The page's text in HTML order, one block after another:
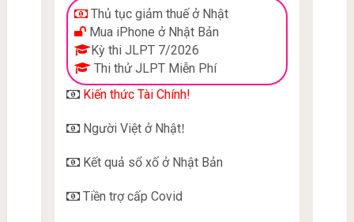
Thủ tục giảm thuế ở Nhật
Mua iPhone ở Nhật Bản
Kỳ thi JLPT 7/2026
Thi thử JLPT Miễn Phí
Kiến thức Tài Chính!
Người Việt ở Nhật!
Kết quả sổ xố ở Nhật Bản
Tiền trợ cấp Covid